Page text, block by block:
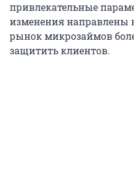
привлекательные
изменения направлены
рынок микрозаймов
защитить клиентов.